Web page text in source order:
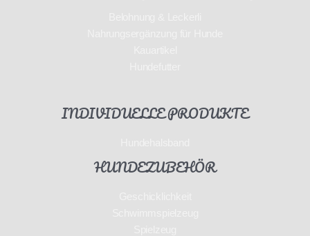
INDIVIDUELLE PRODUKTE
HUNDEZUBEHÖR